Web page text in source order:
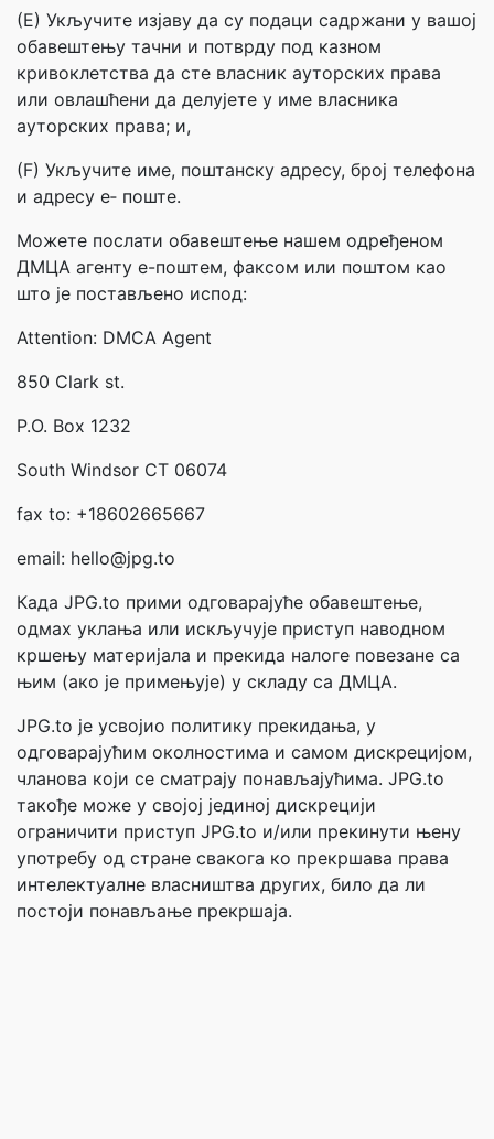
(Е) Укључите изјаву да су подаци садржани у вашој
обавештењу тачни и потврду под казном
кривоклетства да сте власник ауторских права
или овлашћени да делујете у име власника
ауторских права; и,
(F) Укључите име, поштанску адресу, број телефона
и адресу е‐ поште.
Можете послати обавештење нашем одређеном
ДМЦА агенту е-поштем, факсом или поштом као
што је постављено испод:
Attention: DMCA Agent
850 Clark st.
P.O. Box 1232
South Windsor CT 06074
fax to: +18602665667
email: hello@jpg.to
Када JPG.to прими одговарајуће обавештење,
одмах уклања или искључује приступ наводном
кршењу материјала и прекида налоге повезане са
њим (ако је примењује) у складу са ДМЦА.
JPG.to је усвојио политику прекидања, у
одговарајућим околностима и самом дискрецијом,
чланова који се сматрају понављајућима. JPG.to
такође може у својој јединој дискрецији
ограничити приступ JPG.to и/или прекинути њену
употребу од стране свакога ко прекршава права
интелектуалне власништва других, било да ли
постоји понављање прекршаја.